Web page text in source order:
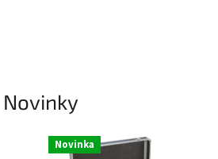
Novinky
Novinka